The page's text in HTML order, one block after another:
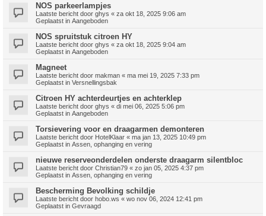
NOS parkeerlampjes
Laatste bericht door ghys « za okt 18, 2025 9:06 am
Geplaatst in Aangeboden
NOS spruitstuk citroen HY
Laatste bericht door ghys « za okt 18, 2025 9:04 am
Geplaatst in Aangeboden
Magneet
Laatste bericht door makman « ma mei 19, 2025 7:33 pm
Geplaatst in Versnellingsbak
Citroen HY achterdeurtjes en achterklep
Laatste bericht door ghys « di mei 06, 2025 5:06 pm
Geplaatst in Aangeboden
Torsievering voor en draagarmen demonteren
Laatste bericht door HotelKlaar « ma jan 13, 2025 10:49 pm
Geplaatst in Assen, ophanging en vering
nieuwe reserveonderdelen onderste draagarm silentbloc
Laatste bericht door Christian79 « zo jan 05, 2025 4:37 pm
Geplaatst in Assen, ophanging en vering
Bescherming Bevolking schildje
Laatste bericht door hobo.ws « wo nov 06, 2024 12:41 pm
Geplaatst in Gevraagd